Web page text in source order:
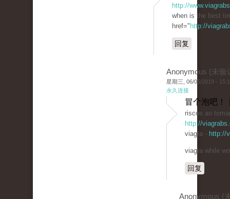
http://
when is the best
href=" http://
回复
Anonymous (未验
星期三, 06/05/2019 -
永久连接
冒个泡吧！
riscos ao
http://
viagra - http://
viagra while
回复
Anonymous (